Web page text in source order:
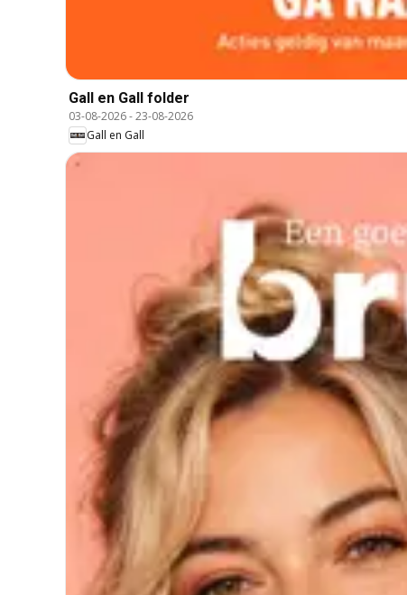
Gall en Gall folder
03-08-2026-23-08-2026
Gall en Gall